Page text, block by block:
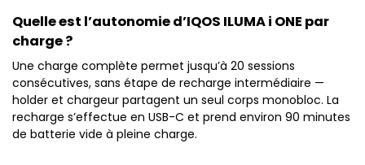
Quelle est l’autonomie d’IQOS ILUMA i ONE par
charge ?
Une charge complète permet jusqu’à 20 sessions
consécutives, sans étape de recharge intermédiaire —
holder et chargeur partagent un seul corps monobloc. La
recharge s’effectue en USB-C et prend environ 90 minutes
de batterie vide à pleine charge.